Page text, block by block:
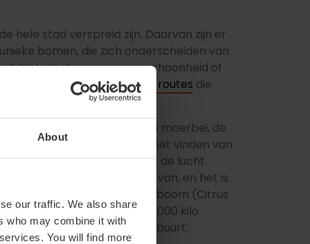
About
our traffic. We also share
who may combine it with
You will find more
hele stad verspreid zijn. Daarvan zijn er
bomen, die zich onderscheiden van
biologische oorsprong, schoonheid of
ze te ontdekken, zijn ervijf routes die
zijn, zijn de dadelpalm, de moerbei, de
het meest verbaast, is het vinden van
van Valencia, die ook de lucht
Er zijn er ongeveer 9.000 van, en het is
is. Het is een sieroranjeboom (Citrus
worden er meer dan 400.000 kilo
agrarisch gebruik in de buurt.